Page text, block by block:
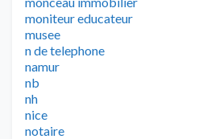
moniteur educateur
musee
n de telephone
namur
nb
nh
nice
notaire